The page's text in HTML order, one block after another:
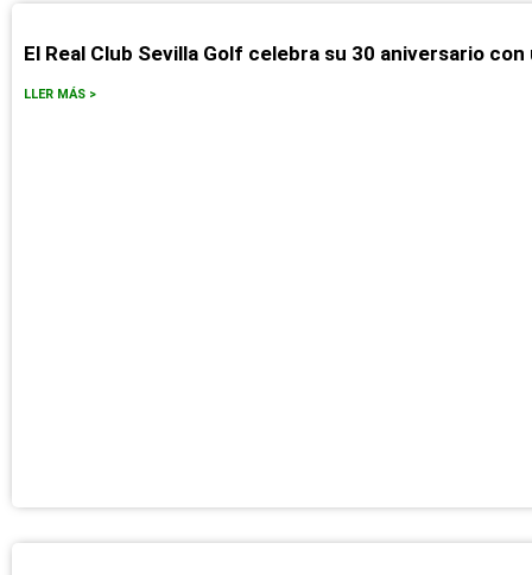
El Real Club Sevilla Golf celebra su 30 aniversario
LLER MÁS >